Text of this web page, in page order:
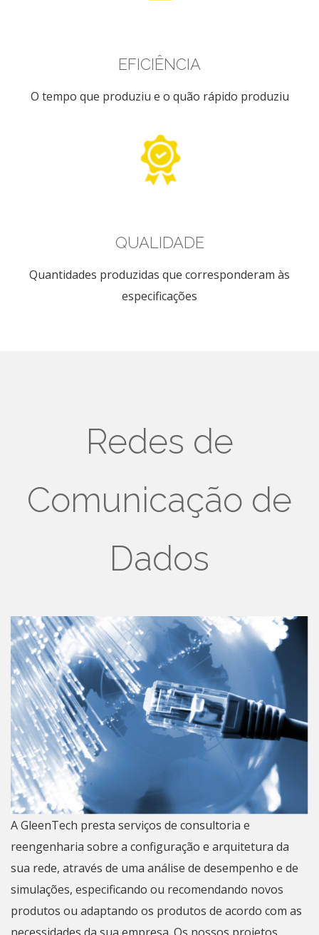
EFICIÊNCIA
O tempo que produziu e o quão rápido produziu
QUALIDADE
Quantidades produzidas que corresponderam às
especificações
Redes de
Comunicação de
Dados
A GleenTech presta serviços de consultoria e
reengenharia sobre a configuração e arquitetura da
sua rede, através de uma análise de desempenho e de
simulações, especificando ou recomendando novos
produtos ou adaptando os produtos de acordo com as